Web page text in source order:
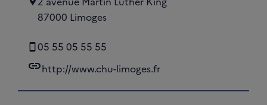
87000 Limoges
05 55 05 55 55
linkhttp://www.chu-limoges.fr